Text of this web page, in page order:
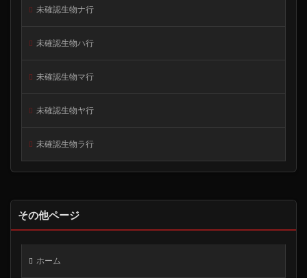
未確認生物ナ行
未確認生物ハ行
未確認生物マ行
未確認生物ヤ行
未確認生物ラ行
その他ページ
ホーム